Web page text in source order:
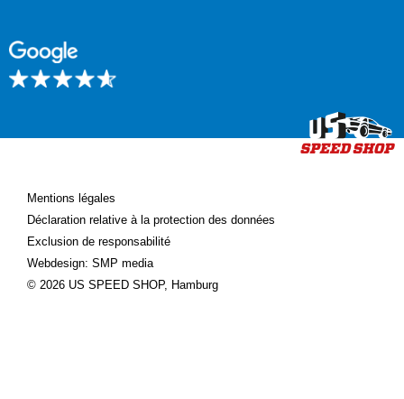
Mentions légales
Déclaration relative à la protection des données
Exclusion de responsabilité
Webdesign: SMP media
© 2026 US SPEED SHOP, Hamburg